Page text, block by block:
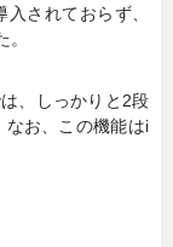
されておらず、
、しっかりと2段
なお、この機能はi